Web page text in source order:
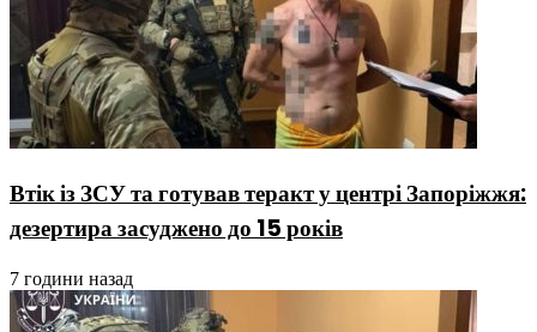
Втік із ЗСУ та готував теракт у центрі Запоріжжя:
дезертира засуджено до 15 років
7 години назад